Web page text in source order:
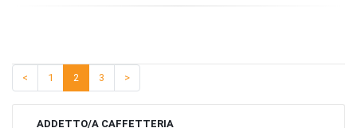
Servizi Generali Sicurezza e Ambiente
Vetro, ceramica, cemento
Impiantistica
Elaboratori, computer, sistemi informatici e macchine per ufficio
< 1 2 3 >
ADDETTO/A CAFFETTERIA